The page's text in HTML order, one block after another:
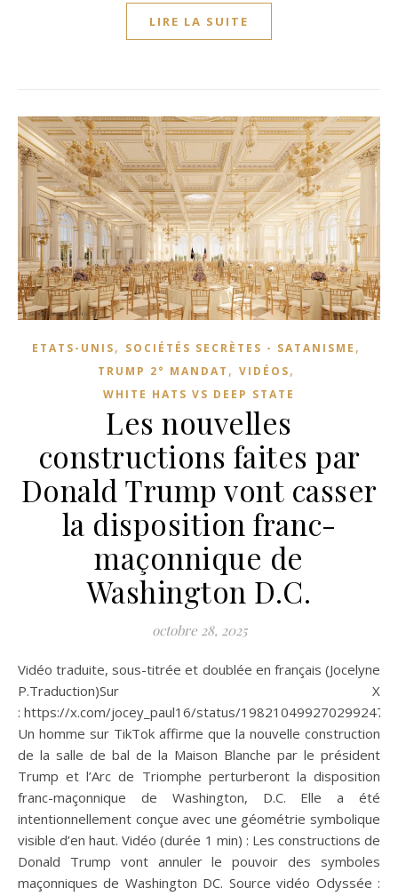
LIRE LA SUITE
ETATS-UNIS, SOCIÉTÉS SECRÈTES - SATANISME ,
TRUMP 2° MANDAT , VIDÉOS,
WHITE HATS VS DEEP STATE
Les nouvelles
constructions faites par
Donald Trump vont casser
la disposition franc-
maçonnique de
Washington D.C.
octobre 28, 2025
Vidéo traduite, sous-titrée et doublée en français (Jocelyne
P.Traduction)Sur X
: https://x.com/jocey_paul16/status/1982104992702992470
Un homme sur TikTok affirme que la nouvelle construction
de la salle de bal de la Maison Blanche par le président
Trump et l’Arc de Triomphe perturberont la disposition
franc-maçonnique de Washington, D.C. Elle a été
intentionnellement conçue avec une géométrie symbolique
visible d’en haut. Vidéo (durée 1 min) : Les constructions de
Donald Trump vont annuler le pouvoir des symboles
maçonniques de Washington DC. Source vidéo Odyssée :